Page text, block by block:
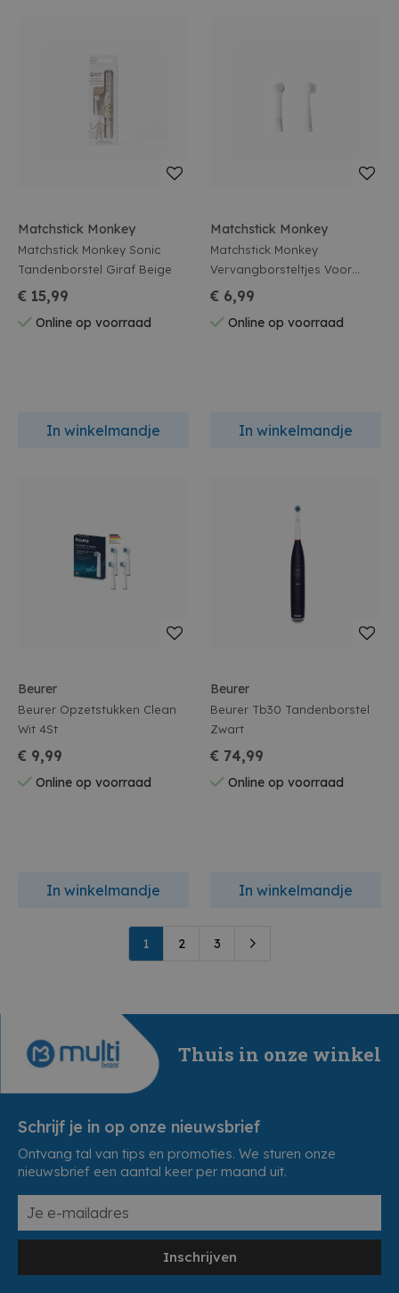
Matchstick Monkey
Matchstick Monkey Sonic
Tandenborstel Giraf Beige
€ 15,99
Online op voorraad
In winkelmandje
Matchstick Monkey
Matchstick Monkey
Vervangborsteltjes Voor
Sonic Tandeborstel (2-Pack)
€ 6,99
Online op voorraad
In winkelmandje
Beurer
Beurer Opzetstukken Clean
Wit 4St
€ 9,99
Online op voorraad
In winkelmandje
Beurer
Beurer Tb30 Tandenborstel
Zwart
€ 74,99
Online op voorraad
In winkelmandje
1 2 3
Thuis in onze winkel
Schrijf je in op onze nieuwsbrief
Ontvang tal van tips en promoties. We sturen onze
nieuwsbrief een aantal keer per maand uit.
Inschrijven